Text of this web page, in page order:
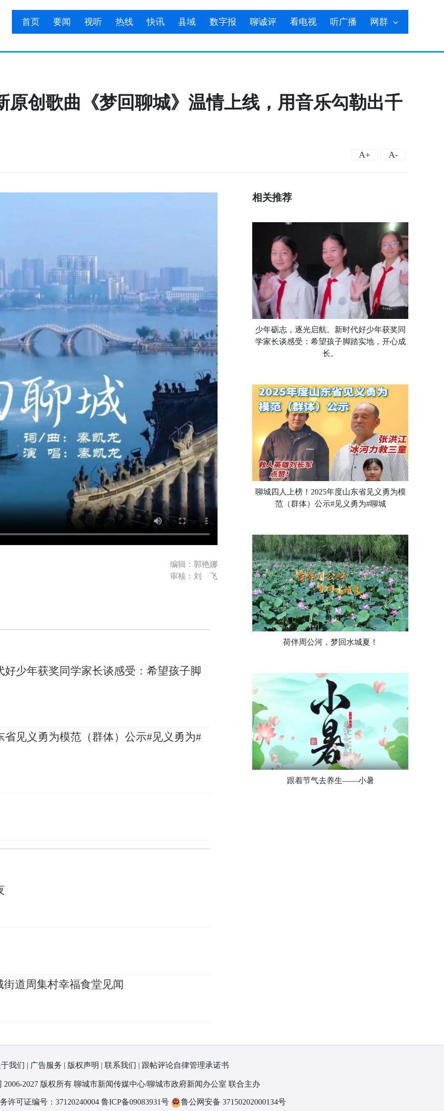
首页 要闻 视听 热线 快讯 县域 数字报 聊诚评 看电视 听广播 网群
原创歌曲《梦回聊城》温情上线，用音乐勾勒出千
A+ A-
编辑：郭艳娜
审核：刘 飞
相关推荐
少年砺志，逐光启航。新时代好少年获奖同
学家长谈感受：希望孩子脚踏实地，开心成
长。
聊城四人上榜！2025年度山东省见义勇为模
范（群体）公示#见义勇为#聊城
荷伴周公河，梦回水城夏！
跟着节气去养生——小暑
少年获奖同学家长谈感受：希望孩子脚
省见义勇为模范（群体）公示#见义勇为#
道周集村幸福食堂见闻
我们 | 广告服务 | 版权声明 | 联系我们 | 跟帖评论自律管理承诺书
2006-2027 版权所有 聊城市新闻传媒中心/聊城市政府新闻办公室 联合主办
许可证编号：37120240004 鲁ICP备09083931号 鲁公网安备 37150202000134号